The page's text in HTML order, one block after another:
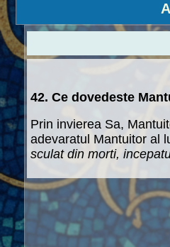
42. Ce dovedeste
Prin invierea Sa,
adevaratul Mantuitor al
sculat din morti,